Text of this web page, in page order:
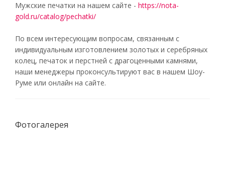
Мужские печатки на нашем сайте - https://nota-
gold.ru/catalog/pechatki/
По всем интересующим вопросам, связанным с
индивидуальным изготовлением золотых и серебряных
колец, печаток и перстней с драгоценными камнями,
наши менеджеры проконсультируют вас в нашем Шоу-
Руме или онлайн на сайте.
Фотогалерея